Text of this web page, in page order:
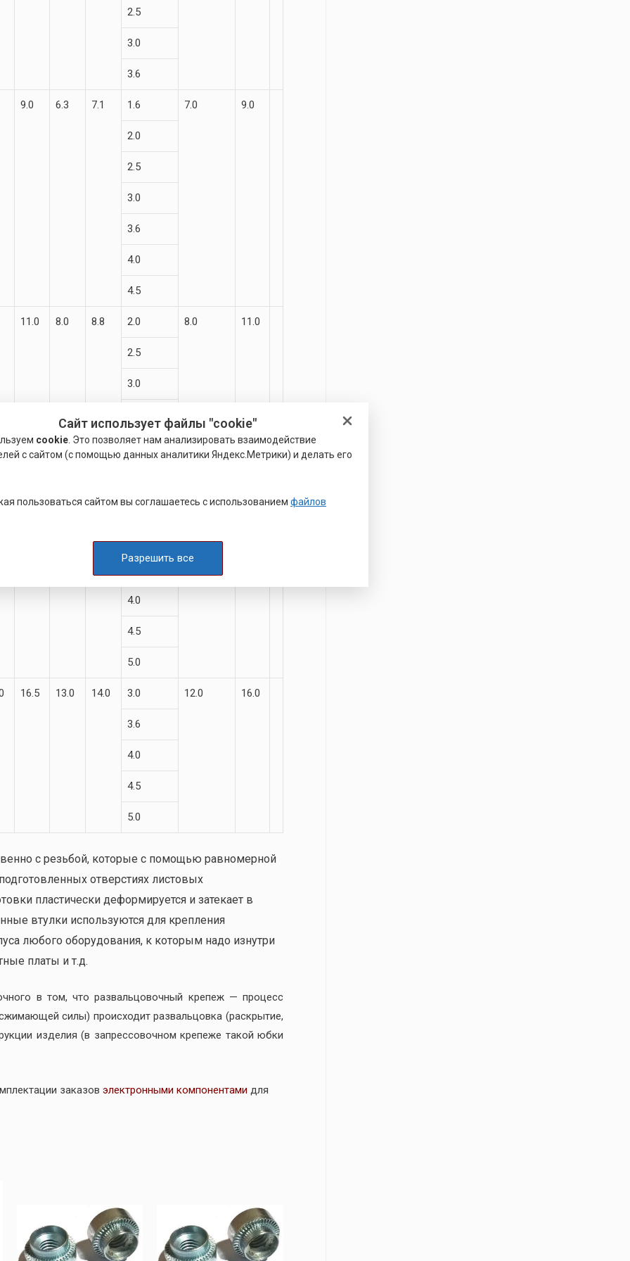
2.5
3.0
3.6
9.0 6.3 7.1 1.6 7.0 9.0
2.0
2.5
3.0
3.6
4.0
4.5
11.0 8.0 8.8 2.0 8.0 11.0
2.5
3.0
4.0
14.0 10.5 11.5 2.5 10.0 13.0
4.0
4.5
5.0
16.5 13.0 14.0 3.0 12.0 16.0
3.6
4.0
4.5
5.0
с резьбой, которые с помощью равномерной
отверстиях листовых
пластически деформируется и затекает в
втулки используются для крепления
любого оборудования, к которым надо изнутри
платы и т.д.
в том, что развальцовочный крепеж — процесс
силы) происходит развальцовка (раскрытие,
изделия (в запрессовочном крепеже такой юбки
заказов электронными компонентами для
Сайт использует файлы "cookie"
cookie . Это позволяет нам анализировать взаимодействие
с сайтом (с помощью данных аналитики Яндекс.Метрики) и делать его
пользоваться сайтом вы соглашаетесь с использованием файлов
Разрешить все